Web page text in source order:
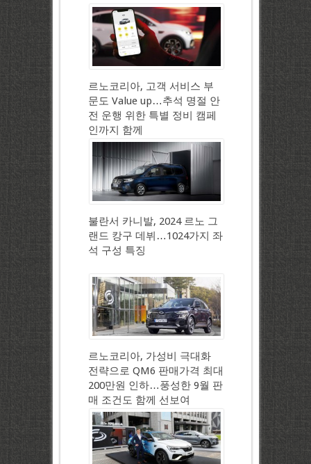
르노코리아, 고객 서비스 부
문도 Value up…추석 명절 안
전 운행 위한 특별 정비 캠페
인까지 함께
불란서 카니발, 2024 르노 그
랜드 캉구 데뷔…1024가지 좌
석 구성 특징
르노코리아, 가성비 극대화
전략으로 QM6 판매가격 최대
200만원 인하…풍성한 9월 판
매 조건도 함께 선보여